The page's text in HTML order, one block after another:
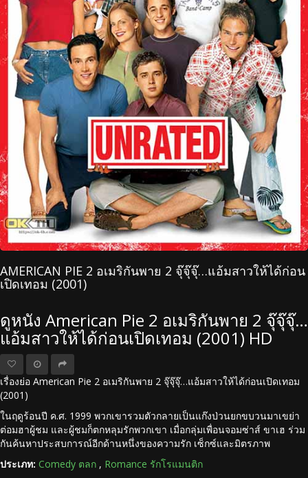
AMERICAN PIE 2 อเมริกันพาย 2 จุ๊จุ๊จุ๊…แอ้มสาวให้ได้ก่อน
เปิดเทอม (2001)
ดูหนัง American Pie 2 อเมริกันพาย 2 จุ๊จุ๊จุ๊…
แอ้มสาวให้ได้ก่อนเปิดเทอม (2001) HD
เรื่องย่อ American Pie 2 อเมริกันพาย 2 จุ๊จุ๊จุ๊…แอ้มสาวให้ได้ก่อนเปิดเทอม
(2001)
ในฤดูร้อนปี ค.ศ. 1999 พวกเขารวมตัวกลายเป็นแก๊งป่วนยกขบวนมาเขย่า
ต่อมฮาผู้ชม และผู้ชมก็ตกหลุมรักพวกเขา เมื่อกลุ่มเพื่อนจอมซ่าส์ ขาเฮ ร่วม
กันค้นหาประสบการณ์อีกด้านหนึ่งของความรัก เซ็กซ์และมิตรภาพ
ประเภท: Comedy ตลก , Romance รักโรแมนติก